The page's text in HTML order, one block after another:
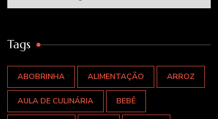
Tags
ABOBRINHA ALIMENTAÇÃO ARROZ
AULA DE CULINÁRIA BEBÊ